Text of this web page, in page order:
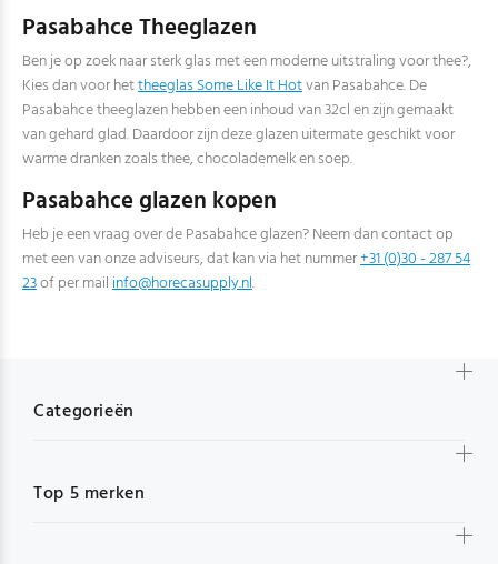
Pasabahce Theeglazen
Ben je op zoek naar sterk glas met een moderne uitstraling voor thee?,
Kies dan voor hettheeglas Some Like It Hotvan Pasabahce. De
Pasabahce theeglazen hebben een inhoud van 32cl en zijn gemaakt
van gehard glad. Daardoor zijn deze glazen uitermate geschikt voor
warme dranken zoals thee, chocolademelk en soep.
Pasabahce glazen kopen
Heb je een vraag over de Pasabahce glazen? Neem dan contact op
met een van onze adviseurs, dat kan via het nummer+31 (0)30 - 287 54
23of per mailinfo@horecasupply.nl.
Categorieën
Top 5 merken